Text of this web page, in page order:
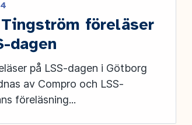
Tingström föreläser
dagen
på LSS-dagen i Götborg
av Compro och LSS-
föreläsning...